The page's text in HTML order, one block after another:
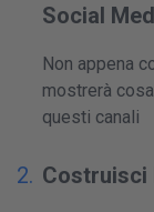
Social
Non appena
mostrerà
questi canali
Costruisci